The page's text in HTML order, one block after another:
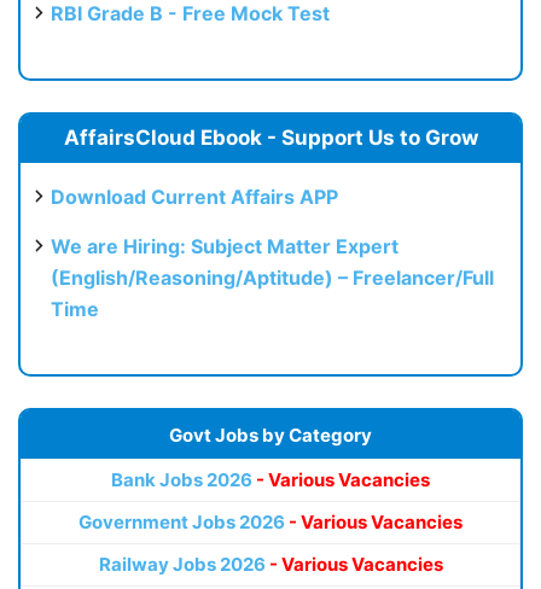
RBI Grade B - Free Mock Test
AffairsCloud Ebook - Support Us to Grow
Download Current Affairs APP
We are Hiring: Subject Matter Expert
(English/Reasoning/Aptitude) – Freelancer/Full
Time
Govt Jobs by Category
Bank Jobs 2026 - Various Vacancies
Government Jobs 2026 - Various Vacancies
Railway Jobs 2026 - Various Vacancies